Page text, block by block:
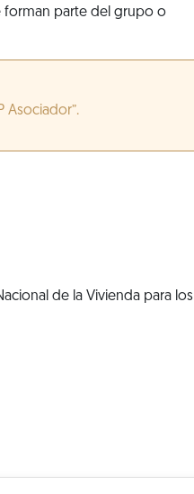
forman parte del grupo o
Asociador”.
de la Vivienda para los